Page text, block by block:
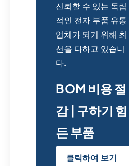
신뢰할 수 있는 독립
적인 전자 부품 유통
업체가 되기 위해 최
선을 다하고 있습니
다.
BOM 비용 절
감 | 구하기 힘
든 부품
클릭하여 보기